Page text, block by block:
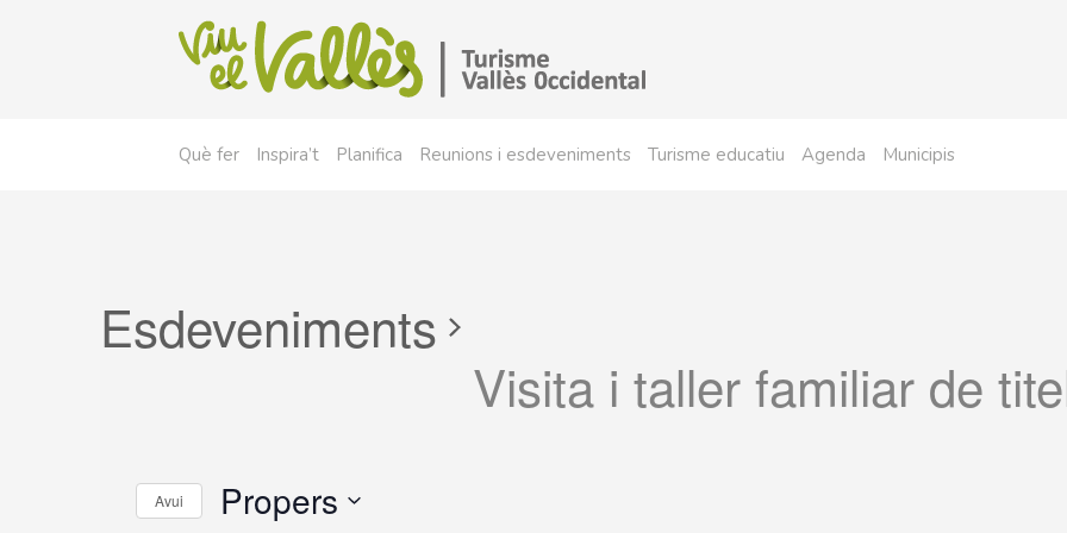
Què fer Inspira’t Planifica Reunions i esdeveniments Turisme educatiu Agenda Municipis
Esdeveniments
Visita i taller familiar de
Avui Propers